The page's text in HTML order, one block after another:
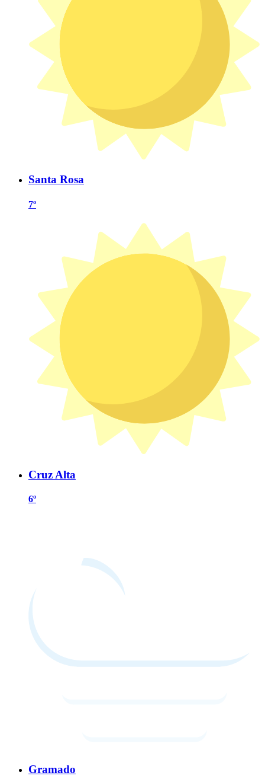
Santa Rosa
7º
Cruz Alta
6º
Gramado